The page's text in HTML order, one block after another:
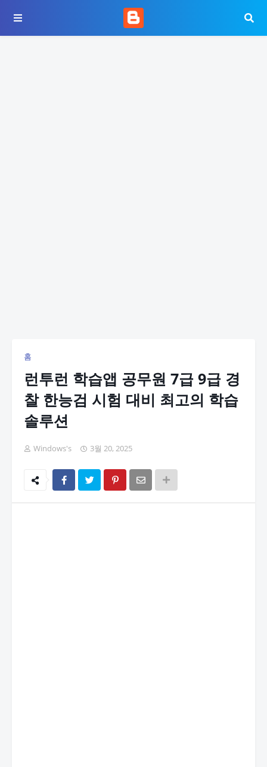
홈
런투런 학습앱 공무원 7급 9급 경
찰 한능검 시험 대비 최고의 학습
솔루션
Windows's 3월 20, 2025